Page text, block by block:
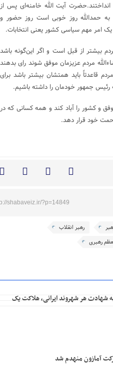
آیت الله خامنه‌ای پس از
به حمدالله روز خوبی است روز حضور و
امر مهم سیاسی کشور یعنی انتخابات.
بیشتر از قبل است و اگر این‌گونه باشد
مردم عزیزمان موفق شوند رای بدهند
قاعدتاً باید همتشان بیشتر باشد برای
رئیس جمهور خودمان را داشته باشیم.
و کشور را آباد کند و همه کسانی که در
خود قرار دهد.
shabaveiz.ir/?p=14849
رهبر انقلاب
رهبری
شهادت هر شهروند ایرانی، هلاکت یک
آمازون منهدم شد